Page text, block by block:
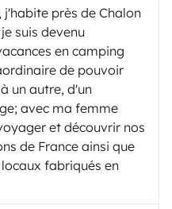
j'habite près de Chalon
suis devenu
en camping
de pouvoir
un autre, d'un
avec ma femme
et découvrir nos
de France ainsi que
fabriqués en